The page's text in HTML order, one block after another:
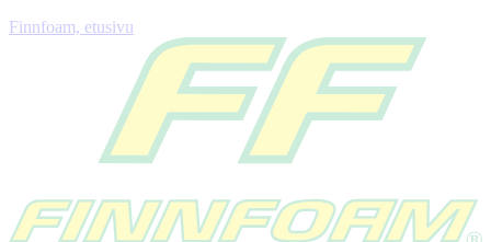
Finnfoam, etusivu